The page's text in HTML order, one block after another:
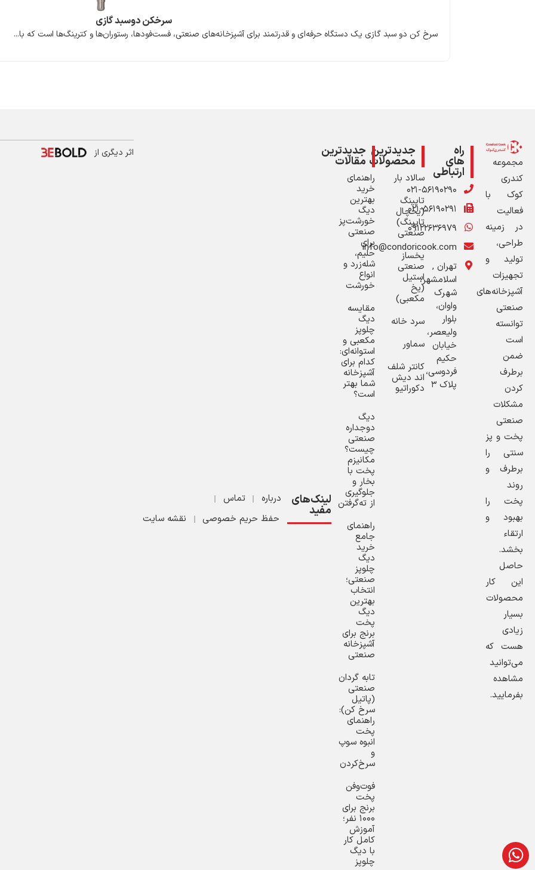
سرخکن دوسبد گازی
سرخ کن دو سبد گازی یک دستگاه حرفه‌ای و قدرتمند برای آشپزخانه‌های صنعتی، فست‌فودها، رستوران‌ها و کترینگ‌ها است که با...
مجموعه
کندری
کوک با
فعالیت
در زمینه
طراحی،
تولید و
تجهیزات
آشپزخانه‌های
صنعتی
توانسته
است
ضمن
برطرف
کردن
مشکلات
صنعتی
پخت و پز
سنتی را
برطرف و
روند
پخت را
بهبود و
ارتقاء
بخشد.
حاصل
این کار
محصولات
بسیار
زیادی
هست که
می‌توانید
مشاهده
بفرمایید.
راه
های
ارتباطی
۰۲۱-۵۶۱۹۰۲۹۰
۰۲۱-۵۶۱۹۰۲۹۱
۰۹۱۲۲۶۳۶۹۷۹
info@condoricook.com
تهران ,
اسلامشهر،
شهرک
واوان،
بلوار
ولیعصر،
خیابان
حکیم
فردوسی،
پلاک ۳
جدیدترین
محصولات
سالاد بار
تاپینگ
(یخچال
تاپینگ)
صنعتی
یخساز
صنعتی
استیل
(یخ
مکعبی)
سرد خانه
سماور
کانتر شلف
اند دیش
دکوراتیو
جدیدترین
مقالات
راهنمای
خرید
بهترین
دیگ
خورشت‌پز
صنعتی
برای
حلیم،
شله‌زرد و
انواع
خورشت
مقایسه
دیگ
چلوپز
مکعبی و
استوانه‌ای:
کدام برای
آشپزخانه
شما بهتر
است؟
دیگ
دوجداره
صنعتی
چیست؟
مکانیزم
پخت با
بخار و
جلوگیری
از ته‌گرفتن
راهنمای
جامع
خرید
دیگ
چلوپز
صنعتی؛
انتخاب
بهترین
دیگ
پخت
برنج برای
آشپزخانه
صنعتی
تابه گردان
صنعتی
(پاتیل
سرخ کن):
راهنمای
پخت
انبوه سوپ
و
سرخ‌کردن
فوت‌وفن
پخت
برنج برای
۱۰۰۰ نفر؛
آموزش
کامل کار
با دیگ
چلوپز
لینک‌های
مفید
درباره
تماس
حفظ حریم خصوصی
نقشه سایت
اثر دیگری از